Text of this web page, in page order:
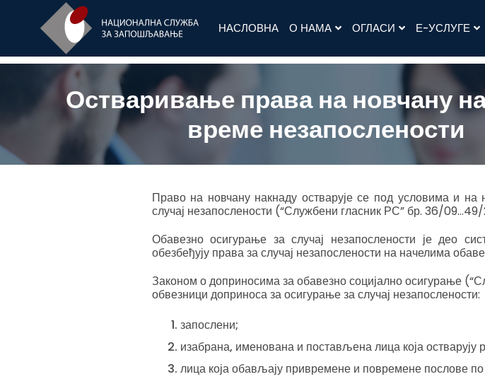
НАСЛОВНА О НАМА ОГЛАСИ Е-УСЛУГЕ
Остваривање права на новчану
време незапослености
Право на новчану накнаду остварује се под условима и
случај незапослености (“Службени гласник РС” бр. 36/
Обавезно осигурање за случај незапослености је део
обезбеђују права за случај незапослености на начелима
Законом о доприносима за обавезно социјално осигурање
обвезници доприноса за осигурање за случај незапослености:
запослени;
изабрана, именована и постављена лица која остварују
лица која обављају привремене и повремене послове по